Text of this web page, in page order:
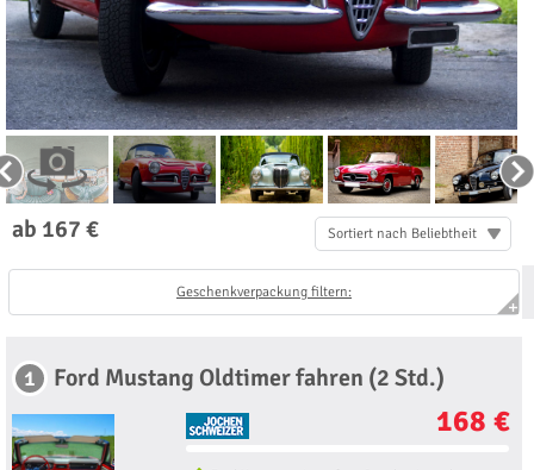
ab 167 € Sortiert nach Beliebtheit
Geschenkverpackung filtern:
1 Ford Mustang Oldtimer fahren (2 Std.)
168 €